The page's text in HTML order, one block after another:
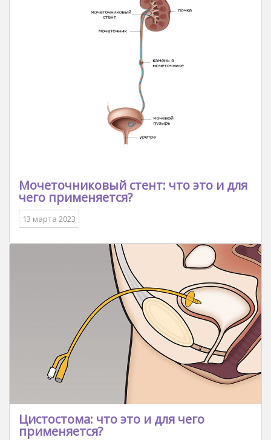
Мочеточниковый стент: что это и для
чего применяется?
13 марта 2023
Цистостома: что это и для чего
применяется?